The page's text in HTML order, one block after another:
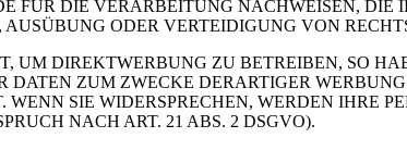
FÜR DIE VERARBEITUNG NACHWEISEN, DIE
ODER VERTEIDIGUNG VON
UM DIREKTWERBUNG ZU BETREIBEN, SO
DATEN ZUM ZWECKE DERARTIGER
SIE WIDERSPRECHEN, WERDEN IHRE
NACH ART. 21 ABS. 2 DSGVO).